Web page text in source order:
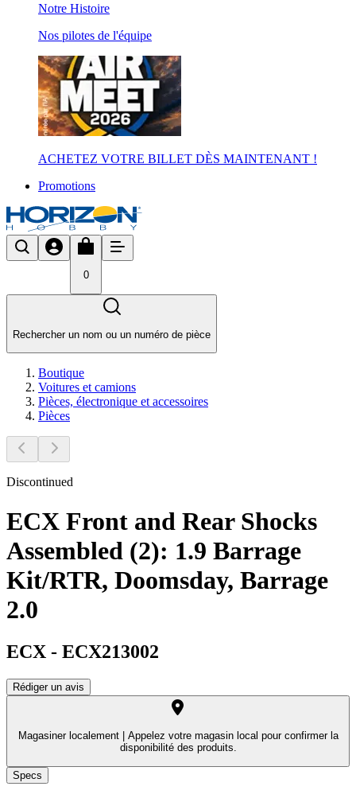
Notre Histoire
Nos pilotes de l'équipe
ACHETEZ VOTRE BILLET DÈS MAINTENANT !
Promotions
0
Rechercher un nom ou un numéro de pièce
Boutique
Voitures et camions
Pièces, électronique et accessoires
Pièces
Discontinued
ECX Front and Rear Shocks
Assembled (2): 1.9 Barrage
Kit/RTR, Doomsday, Barrage
2.0
ECX - ECX213002
Rédiger un avis
Magasiner localement |
Appelez votre magasin local pour confirmer la
disponibilité des produits.
Specs